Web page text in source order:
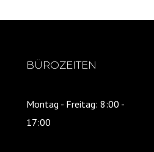
BÜROZEITEN
Montag - Freitag: 8:00 -
17:00